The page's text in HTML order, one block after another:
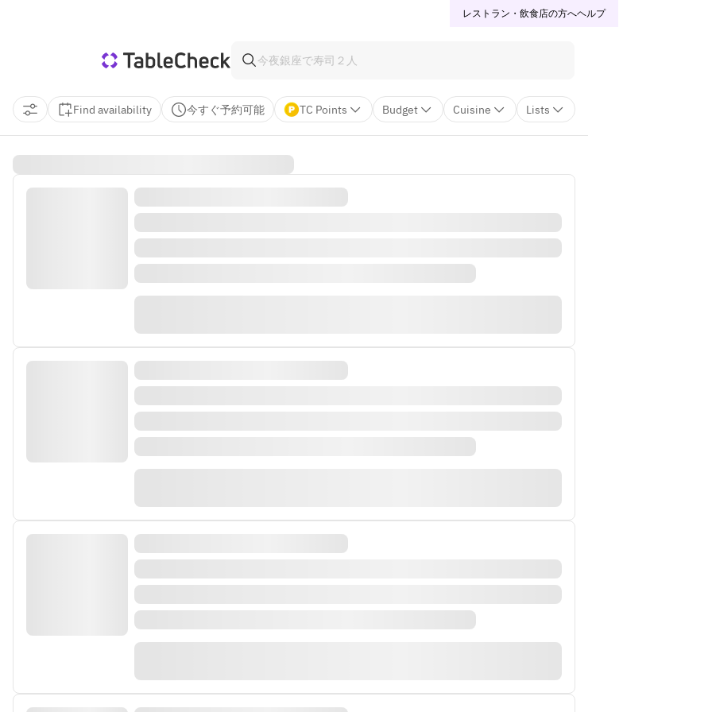
レストラン・飲食店の方へヘルプ
Find availability 今すぐ予約可能 TC Points Budget Cuisine Lists